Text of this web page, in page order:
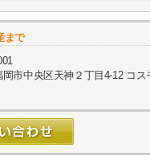
まで
岡市中央区天神２丁目4-12 コス